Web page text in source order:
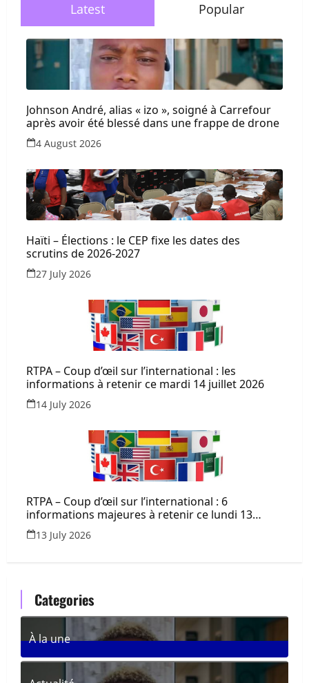
Latest Popular
Johnson André, alias « izo », soigné à Carrefour
après avoir été blessé dans une frappe de drone
4 August 2026
Haïti – Élections : le CEP fixe les dates des
scrutins de 2026-2027
27 July 2026
RTPA – Coup d’œil sur l’international : les
informations à retenir ce mardi 14 juillet 2026
14 July 2026
RTPA – Coup d’œil sur l’international : 6
informations majeures à retenir ce lundi 13
juillet 2026
13 July 2026
Categories
À la une
361Posts